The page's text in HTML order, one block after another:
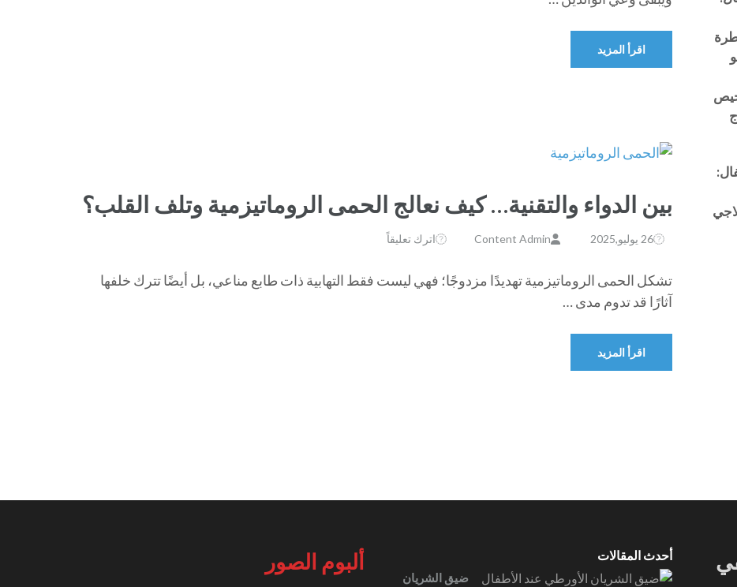
اقرأ المزيد
بين الدواء والتقنية… كيف نعالج الحمى الروماتيزمية وتلف القلب؟
26 يوليو,2025 Content Admin اترك تعليقاً
تشكل الحمى الروماتيزمية تهديدًا مزدوجًا؛ فهي ليست فقط التهابية ذات طابع مناعي، بل أيضًا تترك خلفها
آثارًا قد تدوم مدى …
اقرأ المزيد
أحدث المقالات
ضيق الشريان
ألبوم الصور